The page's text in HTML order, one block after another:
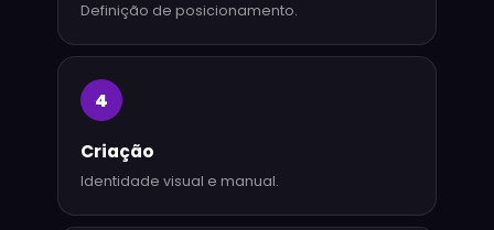
Definição de posicionamento.
4
Criação
Identidade visual e manual.